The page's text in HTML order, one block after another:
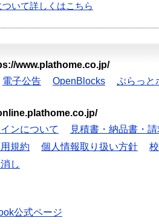
ついて詳しくはこちら
www.plathome.co.jp/
電子公告 OpenBlocks ぷらっと
ンについて 見積書・納品書・
規約 個人情報取り扱い方針
し
公式ページ